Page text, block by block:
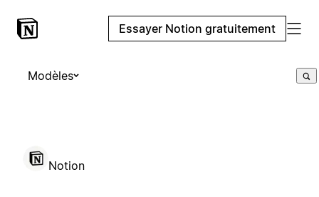
Essayer Notion gratuitement
Modèles
Notion